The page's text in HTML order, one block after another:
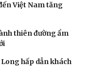
Việt Nam tăng
thiên đường ẩm
hấp dẫn khách